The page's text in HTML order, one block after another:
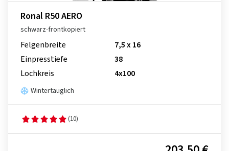
Ronal R50 AERO
schwarz-frontkopiert
Felgenbreite
7,5 x 16
Einpresstiefe
38
Lochkreis
4x100
Wintertauglich
(10)